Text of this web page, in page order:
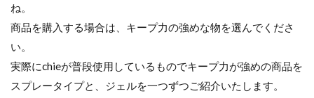
ね。
商品を購入する場合は、キープ力の強めな物を選んでくださ
い。
実際にchieが普段使用しているものでキープ力が強めの商品を
スプレータイプと、ジェルを一つずつご紹介いたします。